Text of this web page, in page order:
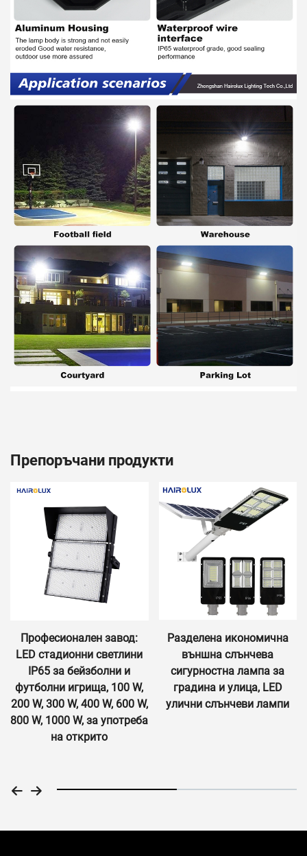
Препоръчани продукти
W,
600 W,
Разделена икономична
външна слънчева
сигурностна лампа за
градина и улица, LED
улични слънчеви лампи
За проекти –
сгради,
алуминиева улична
IP65 „всичко в
слънчева улична